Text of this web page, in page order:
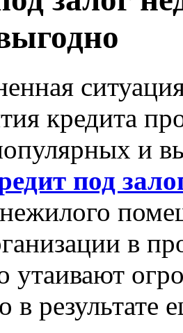
кредита
и
под
в
утаивают
в результате